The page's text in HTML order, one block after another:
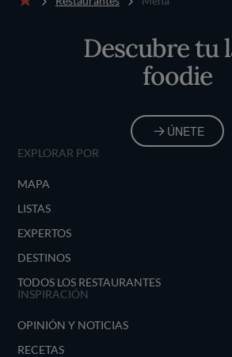
Descubre tu
foodie
ÚNETE
EXPLORAR POR
MAPA
LISTAS
EXPERTOS
DESTINOS
TODOS LOS RESTAURANTES
INSPIRACIÓN
OPINIÓN Y NOTICIAS
RECETAS